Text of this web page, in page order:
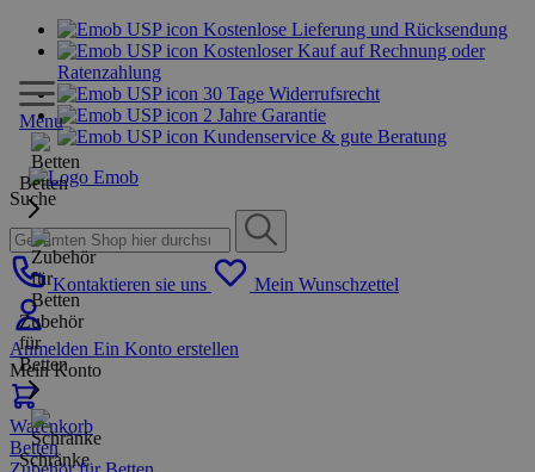
Kostenlose Lieferung und Rücksendung
Kostenloser Kauf auf Rechnung oder
Ratenzahlung
30 Tage Widerrufsrecht
2 Jahre Garantie
Kundenservice & gute Beratung
Suche
Kontaktieren sie uns Mein Wunschzettel
Anmelden Ein Konto erstellen
Mein Konto
Warenkorb
Menu
Betten
Zubehör
für
Betten
Schränke
Betten